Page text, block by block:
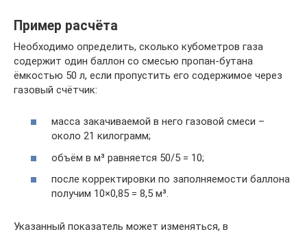
Пример расчёта
Необходимо определить, сколько кубометров газа
содержит один баллон со смесью пропан-бутана
ёмкостью 50 л, если пропустить его содержимое через
газовый счётчик:
масса закачиваемой в него газовой смеси –
около 21 килограмм;
объём в м³ равняется 50/5 = 10;
после корректировки по заполняемости баллона
получим 10×0,85 = 8,5 м³.
Указанный показатель может изменяться, в